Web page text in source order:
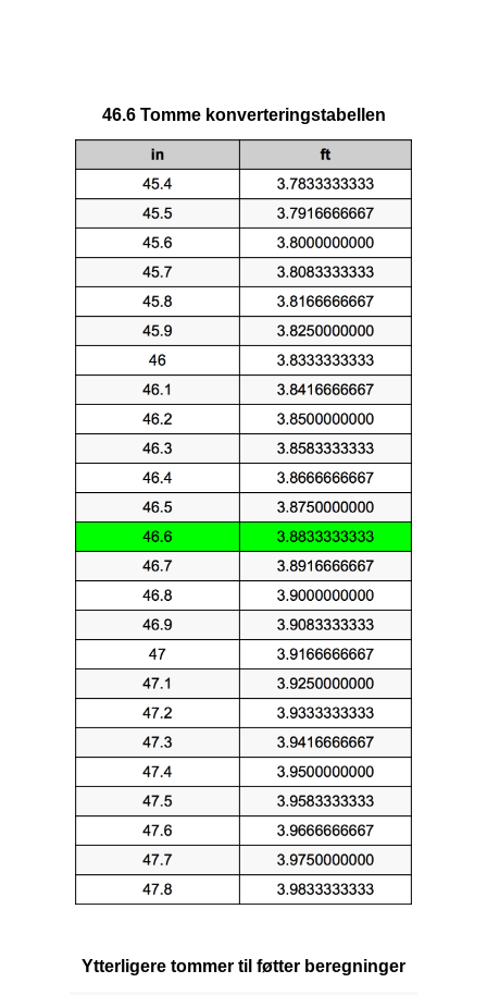
46.6 Tomme konverteringstabellen
Ytterligere tommer til føtter beregninger